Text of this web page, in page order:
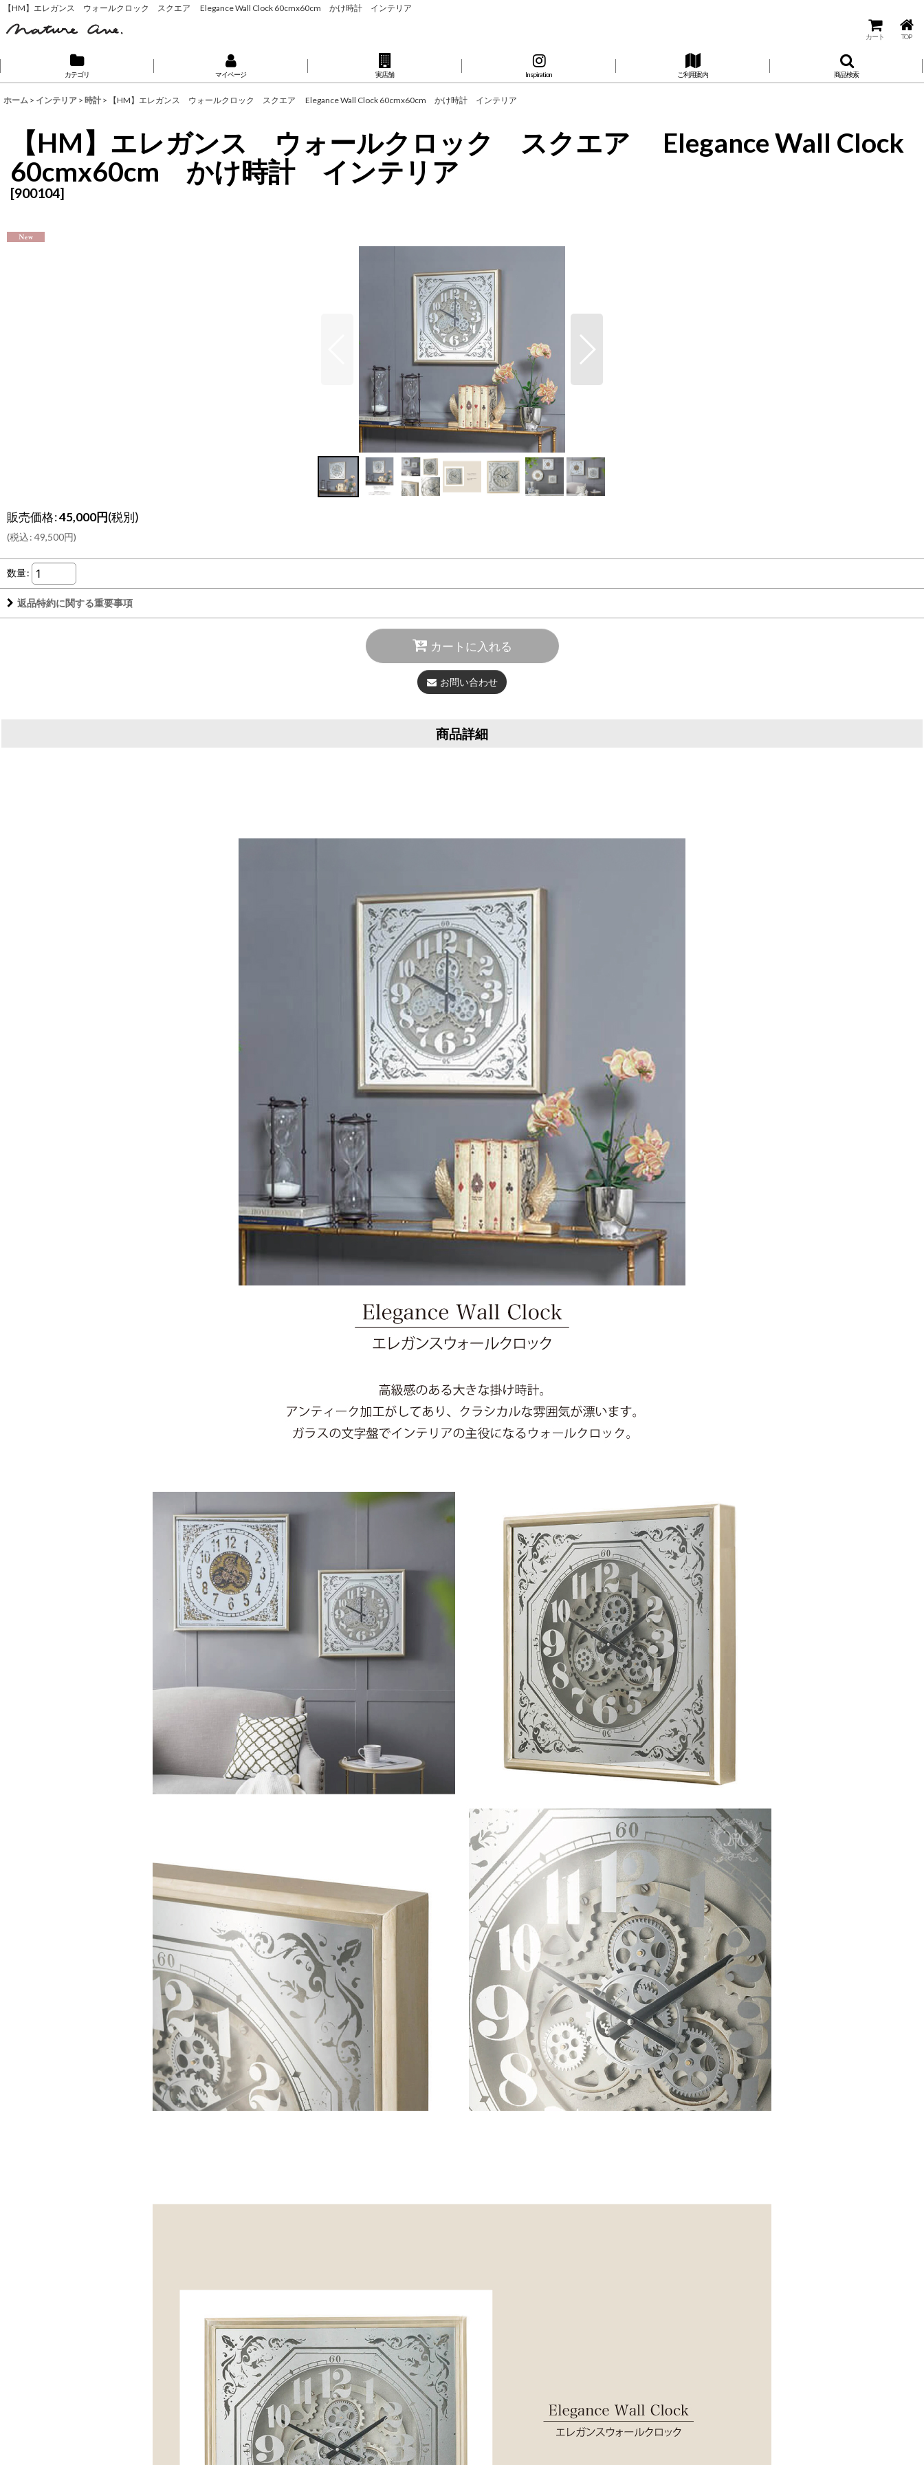
【HM】エレガンス ウォールクロック スクエア Elegance Wall Clock 60cmx60cm かけ時計 インテリア
カート TOP
カテゴリ マイページ 実店舗 Inspiration ご利用案内 商品検索
ホーム > インテリア > 時計 > 【HM】エレガンス ウォールクロック スクエア Elegance Wall Clock 60cmx60cm かけ時計 インテリア
【HM】エレガンス ウォールクロック スクエア Elegance Wall Clock
60cmx60cm かけ時計 インテリア
[900104]
販売価格:45,000円(税別)
(税込: 49,500円)
数量:
返品特約に関する重要事項
カートに入れる
お問い合わせ
商品詳細